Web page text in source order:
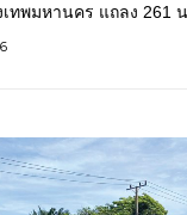
เทพมหานคร แถลง 261
ดทำตัวชี้วัด